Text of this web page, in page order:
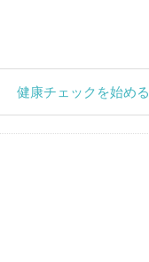
健康チェックを始める